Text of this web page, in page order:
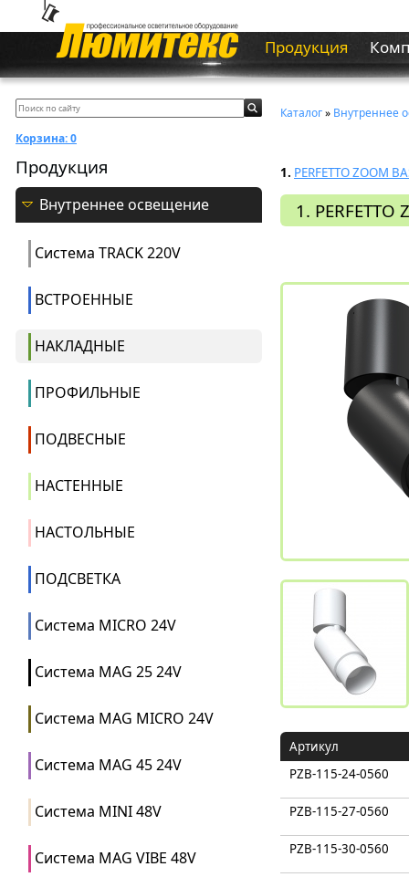
Продукция
Корзина:0
Продукция
Внутреннее освещение
Система ТRACK 220V
ВСТРОЕННЫЕ
НАКЛАДНЫЕ
ПРОФИЛЬНЫЕ
ПОДВЕСНЫЕ
НАСТЕННЫЕ
НАСТОЛЬНЫЕ
ПОДСВЕТКА
Система MICRO 24V
Система MAG 25 24V
Система MAG MICRO 24V
Система MAG 45 24V
Система MINI 48V
Система MAG VIBE 48V
Каталог» Внутреннее
1. PERFETTO ZOOM
1. PERFETTO
Артикул
PZB-115-24-0560
PZB-115-27-0560
PZB-115-30-0560